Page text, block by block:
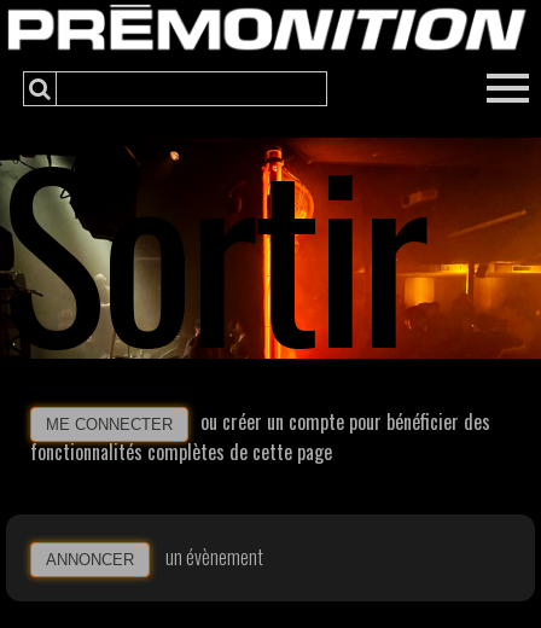
Sortir
ME CONNECTER
ou créer un compte pour bénéficier des
fonctionnalités complètes de cette page
ANNONCER un évènement